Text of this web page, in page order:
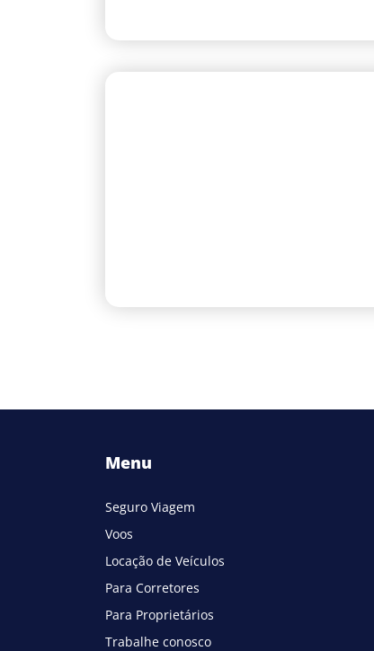
Menu
Seguro Viagem
Voos
Locação de Veículos
Para Corretores
Para Proprietários
Trabalhe conosco